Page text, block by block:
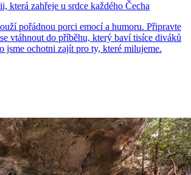
která zahřeje u srdce každého Čecha
pořádnou porci emocí a humoru. Připravte
vtáhnout do příběhu, který baví tisíce diváků
jsme ochotni zajít pro ty, které milujeme.